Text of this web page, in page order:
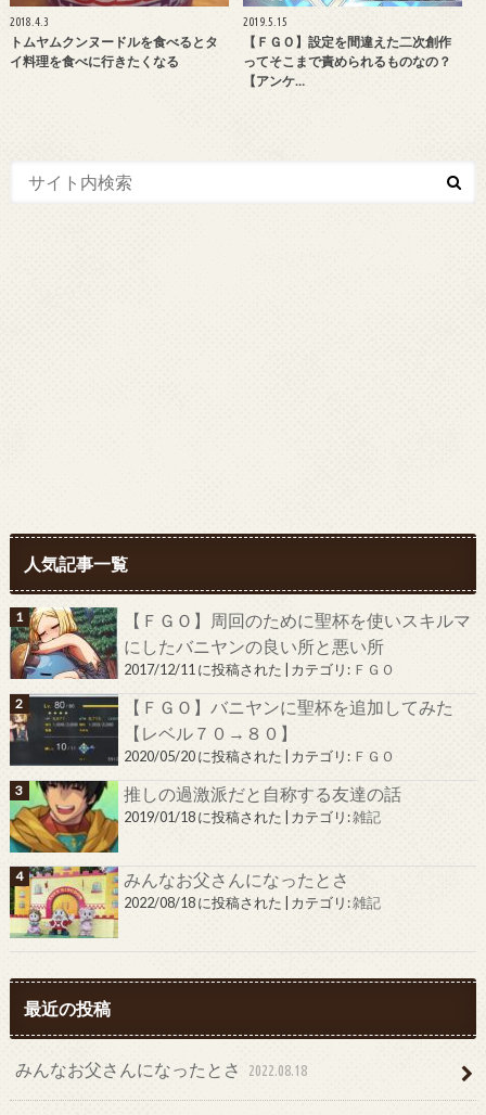
2018.4.3
トムヤムクンヌードルを食べるとタ
イ料理を食べに行きたくなる
2019.5.15
【ＦＧＯ】設定を間違えた二次創作
ってそこまで責められるものなの？
【アンケ…
人気記事一覧
【ＦＧＯ】周回のために聖杯を使いスキルマ
にしたバニヤンの良い所と悪い所
2017/12/11 に投稿された カテゴリ: ＦＧＯ
【ＦＧＯ】バニヤンに聖杯を追加してみた
【レベル７０→８０】
2020/05/20 に投稿された カテゴリ: ＦＧＯ
推しの過激派だと自称する友達の話
2019/01/18 に投稿された カテゴリ:雑記
みんなお父さんになったとさ
2022/08/18 に投稿された カテゴリ:雑記
最近の投稿
みんなお父さんになったとさ 2022.08.18